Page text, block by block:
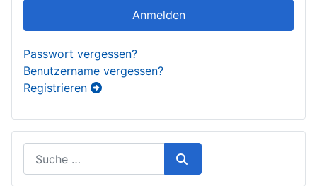
Anmelden
Passwort vergessen?
Benutzername vergessen?
Registrieren